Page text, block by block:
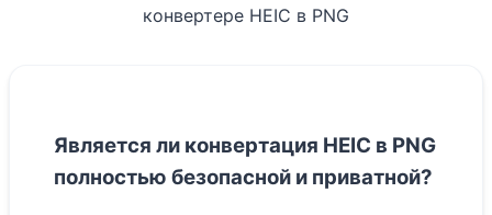
конвертере HEIC в PNG
Является ли конвертация HEIC в PNG
полностью безопасной и приватной?